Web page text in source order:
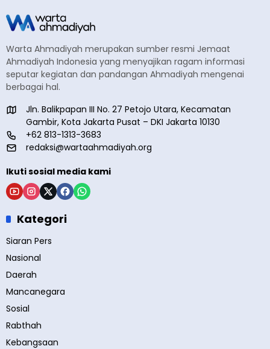
Warta Ahmadiyah merupakan sumber resmi Jemaat
Ahmadiyah Indonesia yang menyajikan ragam informasi
seputar kegiatan dan pandangan Ahmadiyah mengenai
berbagai hal.
Jln. Balikpapan III No. 27 Petojo Utara, Kecamatan
Gambir, Kota Jakarta Pusat – DKI Jakarta 10130
+62 813-1313-3683
redaksi@wartaahmadiyah.org
Ikuti sosial media kami
Kategori
Siaran Pers
Nasional
Daerah
Mancanegara
Sosial
Rabthah
Kebangsaan